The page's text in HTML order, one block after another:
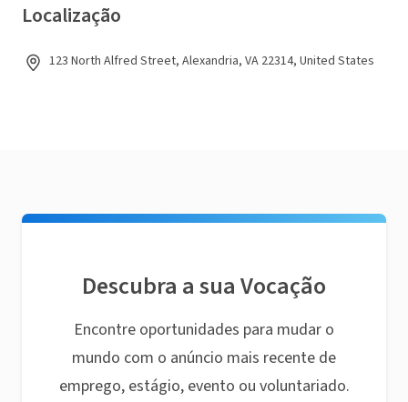
Localização
123 North Alfred Street, Alexandria, VA 22314, United States
Descubra a sua Vocação
Encontre oportunidades para mudar o
mundo com o anúncio mais recente de
emprego, estágio, evento ou voluntariado.